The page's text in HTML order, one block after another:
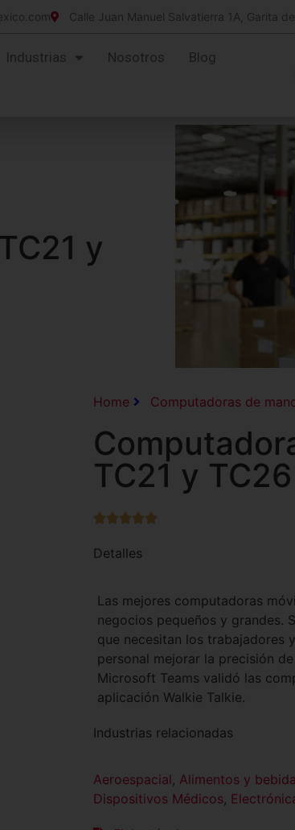
Calle Juan Manuel Salvatierra 1A, Garita
Industrias Nosotros Blog
y
Home Computadoras de
TC21 y TC26

Detalles
Las mejores computadoras
negocios pequeños y grandes.
que necesitan los trabajadores
personal mejorar la precisión
Microsoft Teams validó las
aplicación Walkie Talkie.
Industrias relacionadas
Aeroespacial, Alimentos y
Dispositivos Médicos,